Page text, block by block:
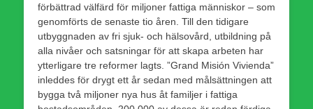
förbättrad välfärd för miljoner fattiga människor – som
genomförts de senaste tio åren. Till den tidigare
utbyggnaden av fri sjuk- och hälsovård, utbildning på
alla nivåer och satsningar för att skapa arbeten har
ytterligare tre reformer lagts. ”Grand Misión Vivienda”
inleddes för drygt ett år sedan med målsättningen att
bygga två miljoner nya hus åt familjer i fattiga